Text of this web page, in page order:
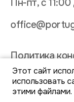
Этот сайт
использовать
этими файлами.